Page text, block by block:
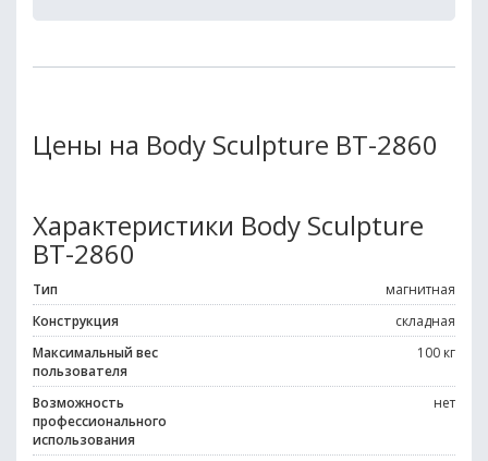
Цены на Body Sculpture BT-2860
Характеристики Body Sculpture
BT-2860
Тип
магнитная
Конструкция
складная
Максимальный вес
пользователя
100 кг
Возможность
профессионального
использования
нет